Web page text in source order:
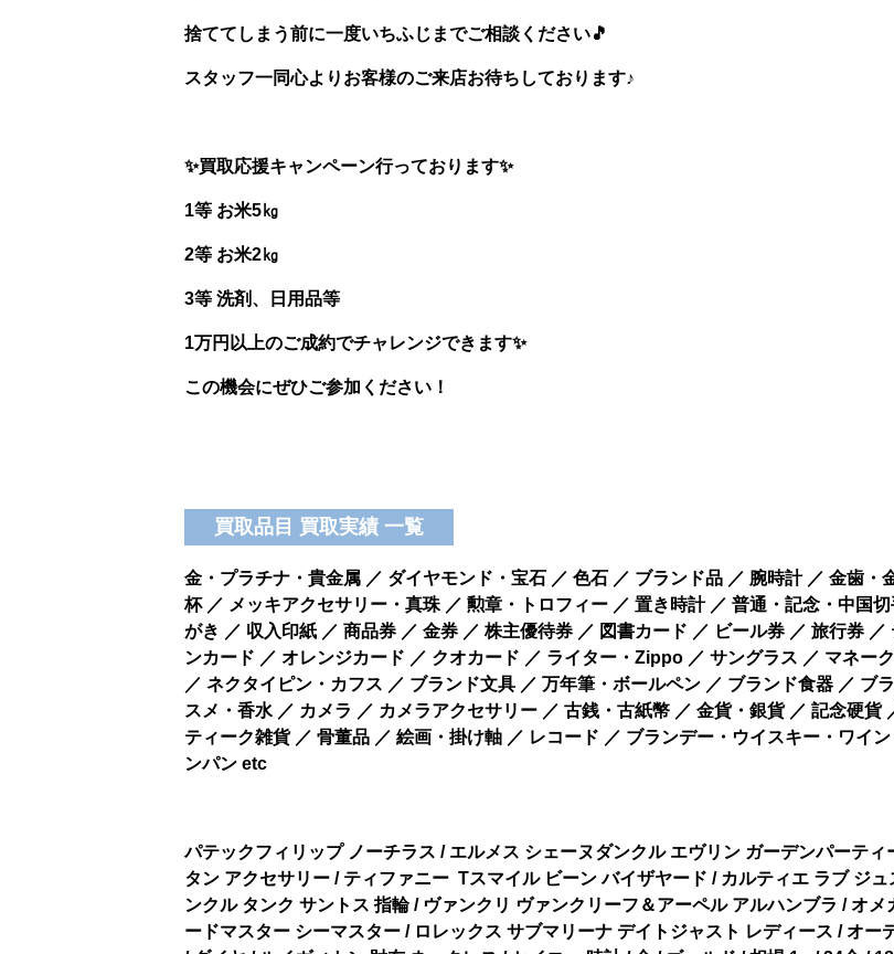
捨ててしまう前に一度いちふじまでご相談ください🎵
スタッフ一同心よりお客様のご来店お待ちしております♪
✨買取応援キャンペーン行っております✨
1等 お米5㎏
2等 お米2㎏
3等 洗剤、日用品等
1万円以上のご成約でチャレンジできます✨
この機会にぜひご参加ください！
買取品目 買取実績 一覧
金・プラチナ・貴金属 ／ ダイヤモンド・宝石 ／ 色石 ／ ブランド品 ／ 腕時計 ／ 金歯・
杯 ／ メッキアクセサリー・真珠 ／ 勲章・トロフィー ／ 置き時計 ／ 普通・記念・中国切
がき ／ 収入印紙 ／ 商品券 ／ 金券 ／ 株主優待券 ／ 図書カード ／ ビール券 ／ 旅行券 ／
ンカード ／ オレンジカード ／ クオカード ／ ライター・Zippo ／ サングラス ／ マネー
／ ネクタイピン・カフス ／ ブランド文具 ／ 万年筆・ボールペン ／ ブランド食器 ／ ブ
スメ・香水 ／ カメラ ／ カメラアクセサリー ／ 古銭・古紙幣 ／ 金貨・銀貨 ／ 記念硬貨
ティーク雑貨 ／ 骨董品 ／ 絵画・掛け軸 ／ レコード ／ ブランデー・ウイスキー・ワイン
ンパン etc
パテックフィリップ ノーチラス / エルメス シェーヌダンクル エヴリン ガーデンパーティ
タン アクセサリー / ティファニー Tスマイル ビーン バイザヤード / カルティエ ラブ ジュ
ンクル タンク サントス 指輪 / ヴァンクリ ヴァンクリーフ＆アーペル アルハンブラ / オメ
ードマスター シーマスター / ロレックス サブマリーナ デイトジャスト レディース / オー